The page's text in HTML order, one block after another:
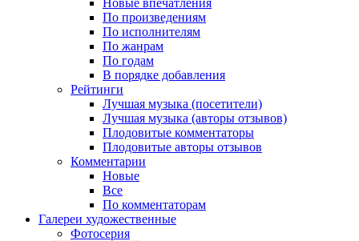
По произведениям
По исполнителям
По жанрам
По годам
В порядке добавления
Рейтинги
Лучшая музыка (посетители)
Лучшая музыка (авторы отзывов)
Плодовитые комментаторы
Плодовитые авторы отзывов
Комментарии
Новые
Все
По комментаторам
Галереи художественные
Фотосерия